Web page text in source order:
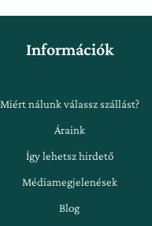
Információk
Miért nálunk válassz szállást?
Áraink
Így lehetsz hirdető
Médiamegjelenések
Blog